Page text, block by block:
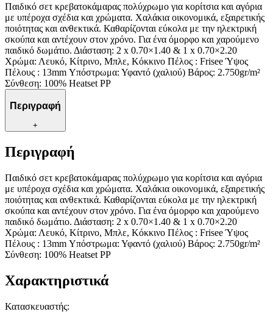
Παιδικό σετ κρεβατοκάμαρας πολύχρωμο για κορίτσια και αγόρια
με υπέροχα σχέδια και χρώματα. Χαλάκια οικονομικά, εξαιρετικής
ποιότητας και ανθεκτικά. Καθαρίζονται εύκολα με την ηλεκτρική
σκούπα και αντέχουν στον χρόνο. Για ένα όμορφο και χαρούμενο
παιδικό δωμάτιο. Διάσταση: 2 x 0.70×1.40 & 1 x 0.70×2.20
Χρώμα: Λευκό, Κίτρινο, Μπλε, Κόκκινο Πέλος : Frisee Ύψος
Πέλους : 13mm Υπόστρωμα: Υφαντό (χαλιού) Βάρος: 2.750gr/m²
Σύνθεση: 100% Heatset PP
Περιγραφή
+
Περιγραφή
Παιδικό σετ κρεβατοκάμαρας πολύχρωμο για κορίτσια και αγόρια
με υπέροχα σχέδια και χρώματα. Χαλάκια οικονομικά, εξαιρετικής
ποιότητας και ανθεκτικά. Καθαρίζονται εύκολα με την ηλεκτρική
σκούπα και αντέχουν στον χρόνο. Για ένα όμορφο και χαρούμενο
παιδικό δωμάτιο. Διάσταση: 2 x 0.70×1.40 & 1 x 0.70×2.20
Χρώμα: Λευκό, Κίτρινο, Μπλε, Κόκκινο Πέλος : Frisee Ύψος
Πέλους : 13mm Υπόστρωμα: Υφαντό (χαλιού) Βάρος: 2.750gr/m²
Σύνθεση: 100% Heatset PP
Χαρακτηριστικά
Κατασκευαστής: